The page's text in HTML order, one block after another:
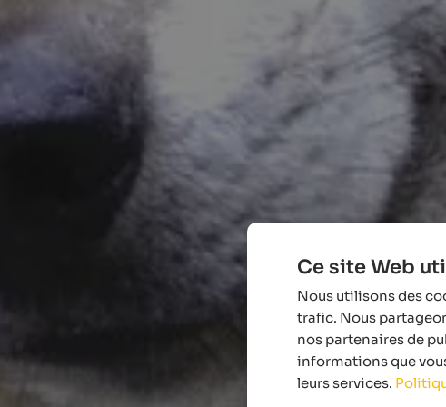
Ce site Web
Nous utilisons des
trafic. Nous
nos partenaires de
informations que
leurs services.